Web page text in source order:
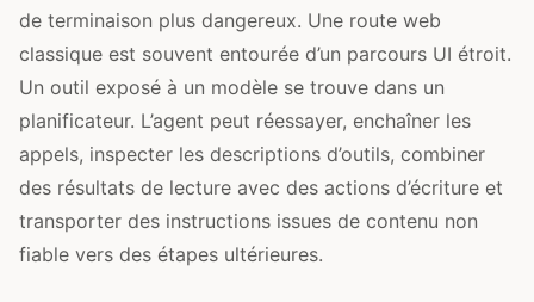
de terminaison plus dangereux. Une route web
classique est souvent entourée d’un parcours UI étroit.
Un outil exposé à un modèle se trouve dans un
planificateur. L’agent peut réessayer, enchaîner les
appels, inspecter les descriptions d’outils, combiner
des résultats de lecture avec des actions d’écriture et
transporter des instructions issues de contenu non
fiable vers des étapes ultérieures.